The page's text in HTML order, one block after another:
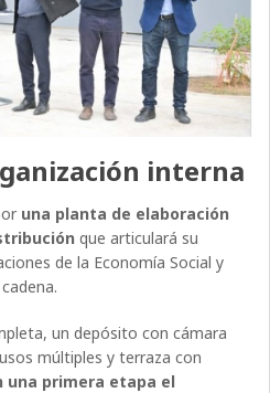
interna
una planta de elaboración
que articulará su
de la Economía Social y
un depósito con cámara
múltiples y terraza con
una primera etapa el